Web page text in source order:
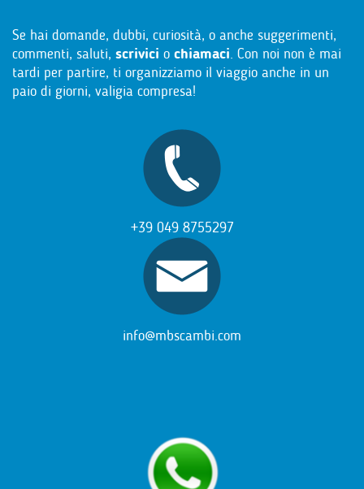
Se hai domande, dubbi, curiosità, o anche suggerimenti,
commenti, saluti, scrivici o chiamaci. Con noi non è mai
tardi per partire, ti organizziamo il viaggio anche in un
paio di giorni, valigia compresa!
+39 049 8755297
info@mbscambi.com